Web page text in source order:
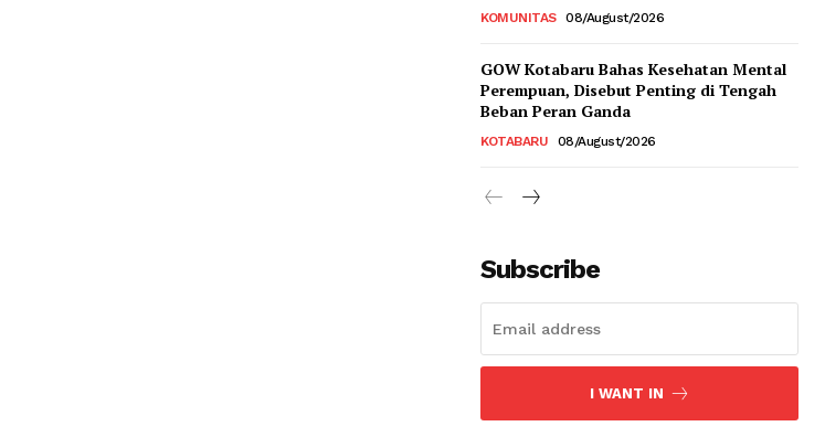
KOMUNITAS 08/August/2026
GOW Kotabaru Bahas Kesehatan Mental
Perempuan, Disebut Penting di Tengah
Beban Peran Ganda
KOTABARU 08/August/2026
Subscribe
I WANT IN